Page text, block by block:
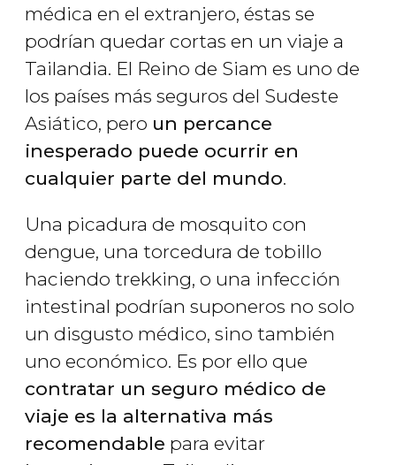
médica en el extranjero, éstas se
podrían quedar cortas en un viaje a
Tailandia. El Reino de Siam es uno de
los países más seguros del Sudeste
Asiático, pero un percance
inesperado puede ocurrir en
cualquier parte del mundo.
Una picadura de mosquito con
dengue, una torcedura de tobillo
haciendo trekking, o una infección
intestinal podrían suponeros no solo
un disgusto médico, sino también
uno económico. Es por ello que
contratar un seguro médico de
viaje es la alternativa más
recomendable para evitar